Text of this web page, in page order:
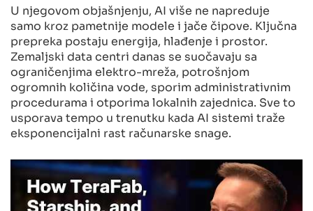
U njegovom objašnjenju, AI više ne napreduje
samo kroz pametnije modele i jače čipove. Ključna
prepreka postaju energija, hlađenje i prostor.
Zemaljski data centri danas se suočavaju sa
ograničenjima elektro-mreža, potrošnjom
ogromnih količina vode, sporim administrativnim
procedurama i otporima lokalnih zajednica. Sve to
usporava tempo u trenutku kada AI sistemi traže
eksponencijalni rast računarske snage.